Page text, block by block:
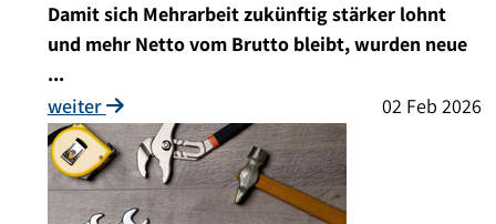
Damit sich Mehrarbeit zukünftig stärker lohnt
und mehr Netto vom Brutto bleibt, wurden neue
...
weiter
02 Feb 2026